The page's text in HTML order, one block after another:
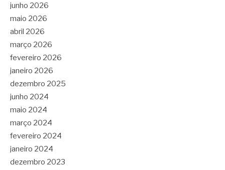
junho 2026
maio 2026
abril 2026
março 2026
fevereiro 2026
janeiro 2026
dezembro 2025
junho 2024
maio 2024
março 2024
fevereiro 2024
janeiro 2024
dezembro 2023